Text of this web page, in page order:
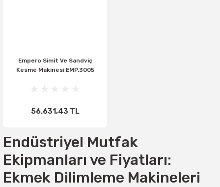
Empero Simit Ve Sandviç
Kesme Makinesi EMP.3005
56.631,43 TL
Endüstriyel Mutfak
Ekipmanları ve Fiyatları:
Ekmek Dilimleme Makineleri